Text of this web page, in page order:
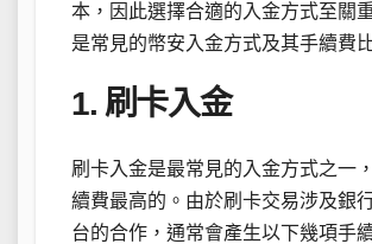
本，因此選擇合適的入金方式至關
是常見的幣安入金方式及其手續費
1. 刷卡入金
刷卡入金是最常見的入金方式之一
續費最高的。由於刷卡交易涉及銀
台的合作，通常會產生以下幾項手